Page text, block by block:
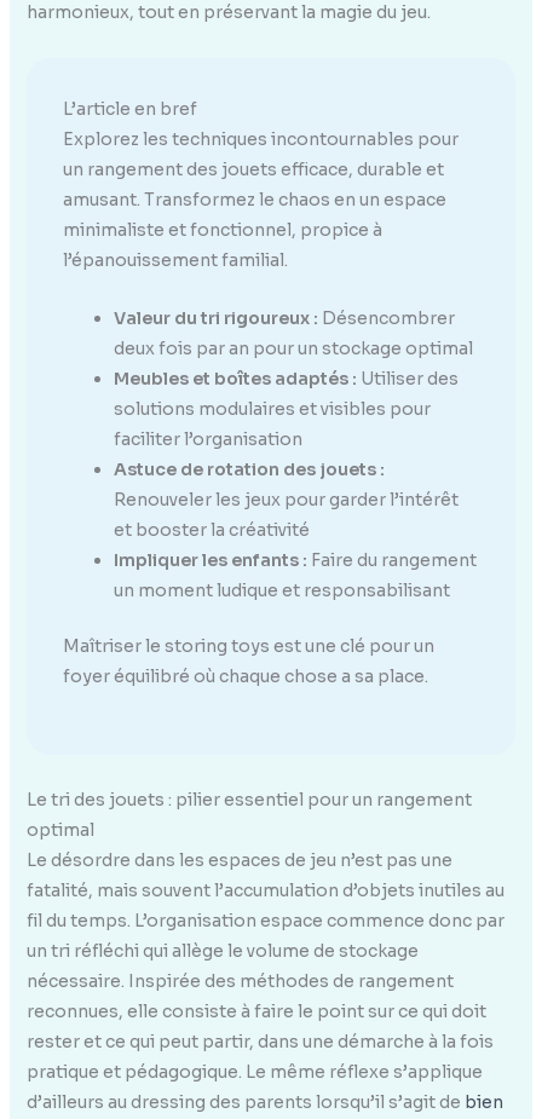
harmonieux, tout en préservant la magie du jeu.
L’article en bref
Explorez les techniques incontournables pour
un rangement des jouets efficace, durable et
amusant. Transformez le chaos en un espace
minimaliste et fonctionnel, propice à
l’épanouissement familial.
Valeur du tri rigoureux : Désencombrer
deux fois par an pour un stockage optimal
Meubles et boîtes adaptés : Utiliser des
solutions modulaires et visibles pour
faciliter l’organisation
Astuce de rotation des jouets :
Renouveler les jeux pour garder l’intérêt
et booster la créativité
Impliquer les enfants : Faire du rangement
un moment ludique et responsabilisant
Maîtriser le storing toys est une clé pour un
foyer équilibré où chaque chose a sa place.
Le tri des jouets : pilier essentiel pour un rangement
optimal
Le désordre dans les espaces de jeu n’est pas une
fatalité, mais souvent l’accumulation d’objets inutiles au
fil du temps. L’organisation espace commence donc par
un tri réfléchi qui allège le volume de stockage
nécessaire. Inspirée des méthodes de rangement
reconnues, elle consiste à faire le point sur ce qui doit
rester et ce qui peut partir, dans une démarche à la fois
pratique et pédagogique. Le même réflexe s’applique
d’ailleurs au dressing des parents lorsqu’il s’agit de bien